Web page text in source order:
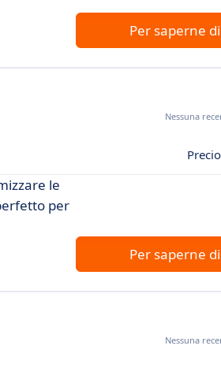
Per saperne
Nessuna
le
per
Per saperne
Nessuna